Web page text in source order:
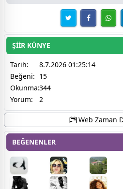
ŞİİR KÜNYE
Tarih:
8.7.2026 01:25:14
Beğeni: 15
Okunma:344
Yorum:
2
Web Zaman
BEĞENENLER